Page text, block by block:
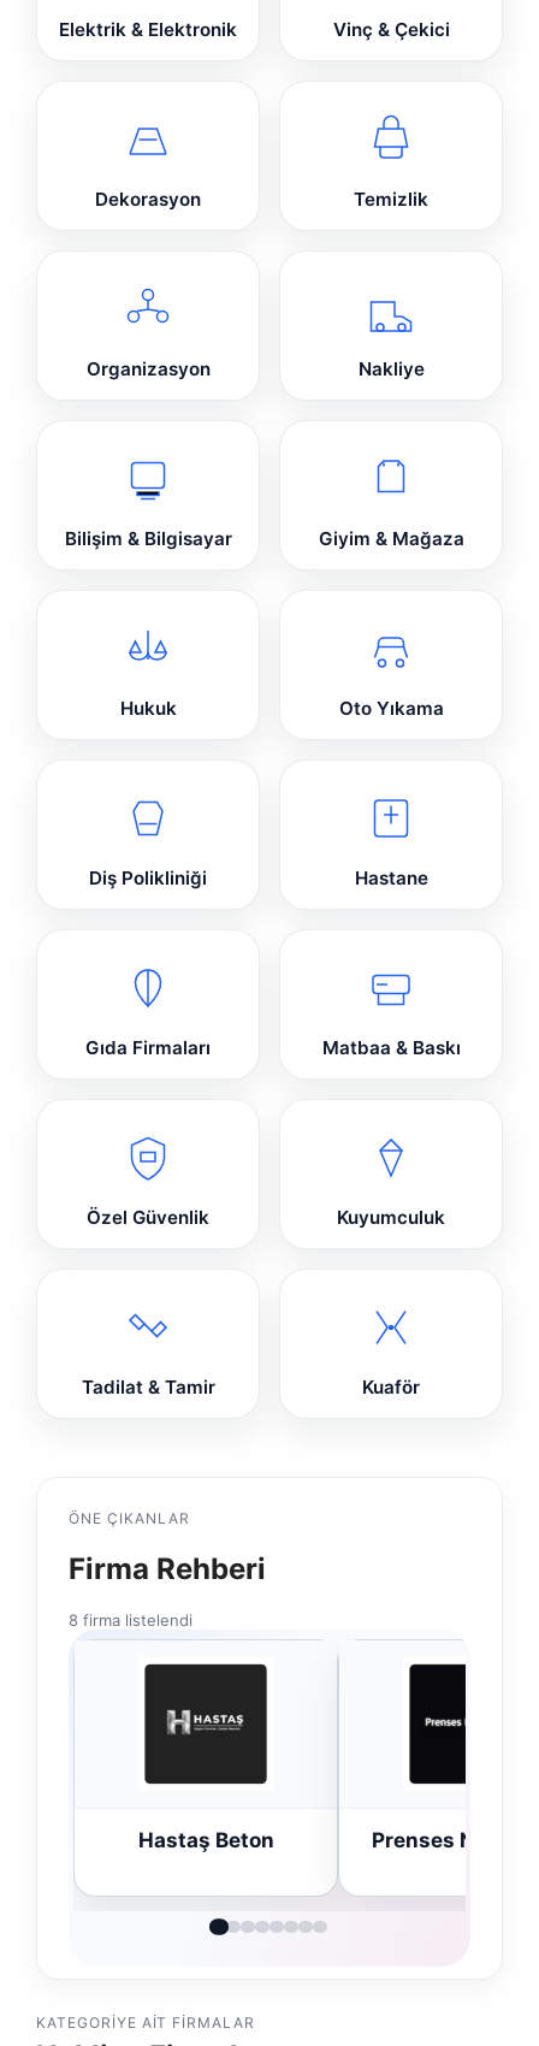
Elektrik & Elektronik Vinç & Çekici
Dekorasyon Temizlik
Organizasyon Nakliye
Bilişim & Bilgisayar Giyim & Mağaza
Hukuk Oto Yıkama
Diş Polikliniği Hastane
Gıda Firmaları Matbaa & Baskı
Özel Güvenlik Kuyumculuk
Tadilat & Tamir Kuaför
ÖNE ÇIKANLAR
Firma Rehberi
8 firma listelendi
Hastaş Beton Prenses Night
KATEGORIYE AIT FIRMALAR